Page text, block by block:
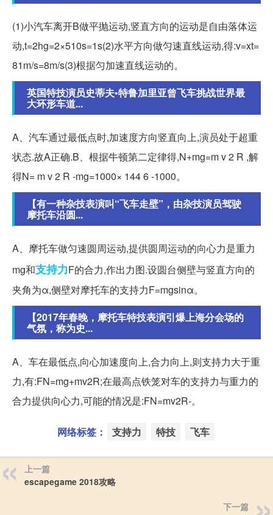
(1)小汽车离开B做平抛运动,竖直方向的运动是自由落体运
动,t=2hg=2×510s=1s(2)水平方向做匀速直线运动,得:v=xt=
81m/s=8m/s(3)根据匀加速直线运动的。
英国特技演员史蒂夫•特鲁加里亚曾飞车挑战世界最
大环形车道...
A、汽车通过最低点时,加速度方向竖直向上,演员处于超重
状态.故A正确.B、根据牛顿第二定律得,N+mg=m v 2 R ,解
得N= m v 2 R -mg=1000× 144 6 -1000。
【有一种杂技表演叫“飞车走壁”，由杂技演员驾驶
摩托车沿圆...
A、摩托车做匀速圆周运动,提供圆周运动的向心力是重力
mg和支持力F的合力,作出力图.设圆台侧壁与竖直方向的
夹角为α,侧壁对摩托车的支持力F=mgsinα。
【2017年春晚，摩托车特技表演引爆上海分会场的
气氛，称为史...
A、车在最低点,向心加速度向上,合力向上,则支持力大于重
力,有:FN=mg+mv2R;在最高点铁笼对车的支持力与重力的
合力提供向心力,可能的情况是:FN=mv2R-。
网络标签： 支持力 特技 飞车
上一篇
escapegame 2018攻略
下一篇